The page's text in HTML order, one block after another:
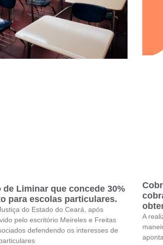
de Liminar que concede 30%
para escolas particulares.
do Estado do Ceará, após
pelo escritório Meireles e Freitas
defendendo os interesses de
A